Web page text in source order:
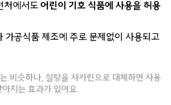
처에서도 어린이 기호 식품에 사용을 허용
가공식품 제조에 주로 문제없이 사용되고
비슷하나, 설탕을 사카린으로 대체하면 사용
지는 효과가 있어요.